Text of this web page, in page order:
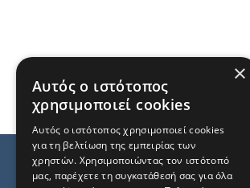
×
Αυτός ο ιστότοπος
χρησιμοποιεί cookies
Αυτός ο ιστότοπος χρησιμοποιεί cookies
για τη βελτίωση της εμπειρίας των
χρηστών. Χρησιμοποιώντας τον ιστότοπό
μας, παρέχετε τη συγκατάθεσή σας για όλα